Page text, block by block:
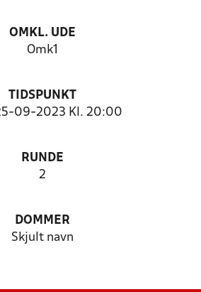
OMKL. UDE
Omk1
TIDSPUNKT
09-2023 Kl. 20:00
RUNDE
2
DOMMER
Skjult navn